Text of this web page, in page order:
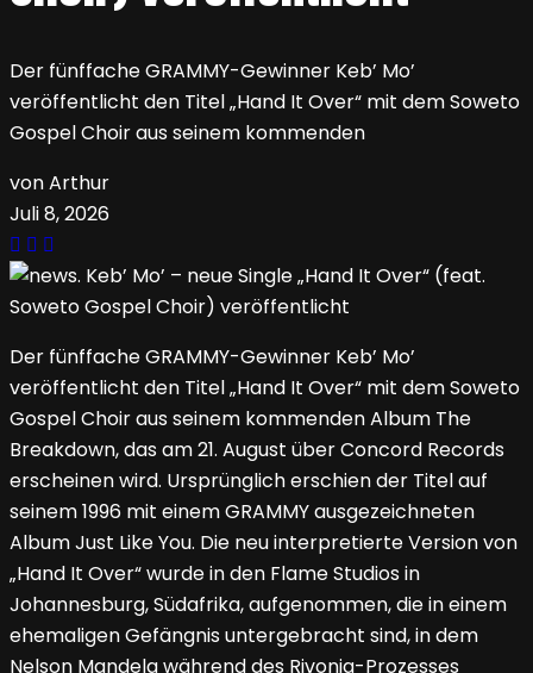
Der fünffache GRAMMY-Gewinner Keb’ Mo’
veröffentlicht den Titel „Hand It Over“ mit dem Soweto
Gospel Choir aus seinem kommenden
von Arthur
Juli 8, 2026
Der fünffache GRAMMY-Gewinner Keb’ Mo’
veröffentlicht den Titel „Hand It Over“ mit dem Soweto
Gospel Choir aus seinem kommenden Album The
Breakdown, das am 21. August über Concord Records
erscheinen wird. Ursprünglich erschien der Titel auf
seinem 1996 mit einem GRAMMY ausgezeichneten
Album Just Like You. Die neu interpretierte Version von
„Hand It Over“ wurde in den Flame Studios in
Johannesburg, Südafrika, aufgenommen, die in einem
ehemaligen Gefängnis untergebracht sind, in dem
Nelson Mandela während des Rivonia-Prozesses